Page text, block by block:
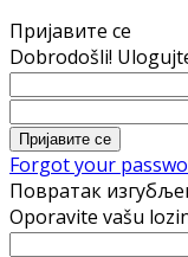
Пријавите се
Dobrodošli!
Forgot your
Повратак
Oporavite vašu